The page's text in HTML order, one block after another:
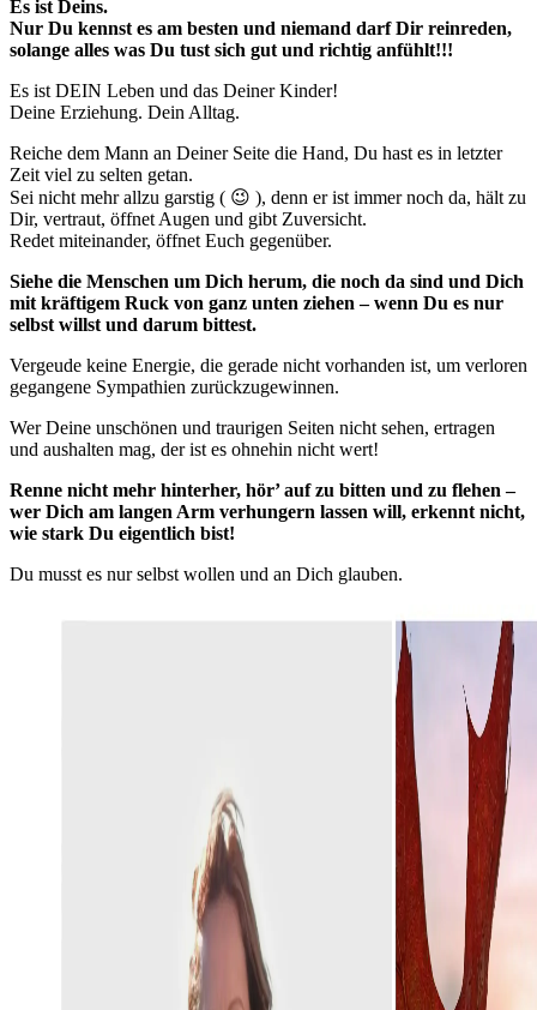
Es ist Deins.
Nur Du kennst es am besten und niemand darf Dir reinreden,
solange alles was Du tust sich gut und richtig anfühlt!!!
Es ist DEIN Leben und das Deiner Kinder!
Deine Erziehung. Dein Alltag.
Reiche dem Mann an Deiner Seite die Hand, Du hast es in letzter
Zeit viel zu selten getan.
Sei nicht mehr allzu garstig ( 😉 ), denn er ist immer noch da, hält zu
Dir, vertraut, öffnet Augen und gibt Zuversicht.
Redet miteinander, öffnet Euch gegenüber.
Siehe die Menschen um Dich herum, die noch da sind und Dich
mit kräftigem Ruck von ganz unten ziehen – wenn Du es nur
selbst willst und darum bittest.
Vergeude keine Energie, die gerade nicht vorhanden ist, um verloren
gegangene Sympathien zurückzugewinnen.
Wer Deine unschönen und traurigen Seiten nicht sehen, ertragen
und aushalten mag, der ist es ohnehin nicht wert!
Renne nicht mehr hinterher, hör’ auf zu bitten und zu flehen –
wer Dich am langen Arm verhungern lassen will, erkennt nicht,
wie stark Du eigentlich bist!
Du musst es nur selbst wollen und an Dich glauben.